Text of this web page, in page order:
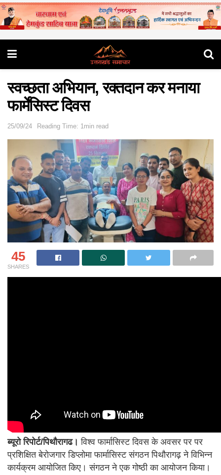
स्वच्छता अभियान, रक्तदान कर मनाया
फार्मेसिस्ट दिवस
25/09/24 Reading Time: 1min read
45
SHARES
ब्यूरो रिपोर्ट/पिथौरागढ। विश्व फार्मासिस्ट दिवस के अवसर पर पर
प्रशिक्षित बेरोजगार डिप्लोमा फार्मासिस्ट संगठन पिथौरागढ़ ने विभिन्न
कार्यक्रम आयोजित किए। संगठन ने एक गोष्ठी का आयोजन किया।